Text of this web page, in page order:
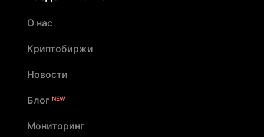
О нас
Криптобиржи
Новости
Блог NEW
Мониторинг